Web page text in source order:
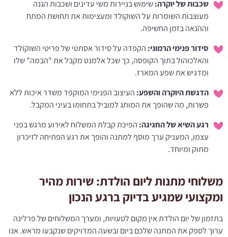
שכבות של יוקרה:שימוש בניירות משי עדינים ושכבות הגנה
מעוצבות השומרות על השוקולד ומעצימות את תחושת המתח
וההנאה בזמן החשיפה.
סידור פנימי הרמוני: הקפדה על סידור אסתטי של פריטי השוקולד
והאלכוהול בתוך הקופסה, כך שכל אלמנט מקבל את "הבמה" שלו
ומדגיש את שפע המארז.
הדגשת היוקרה והשפע: העיצוב הפנימי המוקפד משדר איכות ללא
פשרות, מה שהופך את המותג למוביל בתחומו בעיני המקבל.
רגע השיא של החגיגה: הפיכת קבלת המשלוח לאירוע מרגש בפני
עצמו, המעניק ערך מוסף למתנה והופך את רגע הפתיחה לזיכרון
מתוק ומיוחד.
משלוחי מתנות ליום הולדת: שירות מהיר
ומקצועי שמגיע בדיוק ברגע הנכון
בתזמון של יום הולדת אין מקום לטעויות, ומערך המשלוחים של פרלינה
ערוך לספק את המתנה שלכם ביום ובשעה המדויקים שנקבעו מראש. אנו